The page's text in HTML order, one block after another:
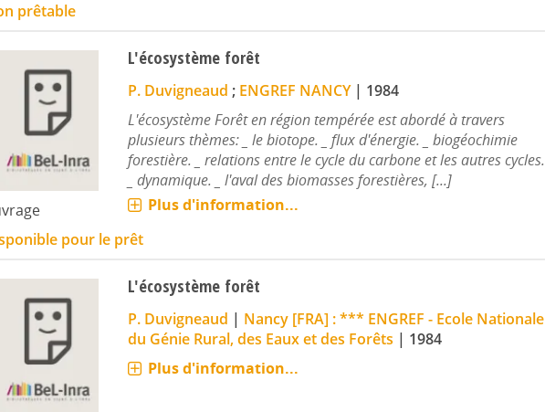
prêtable
L'écosystème forêt
P. Duvigneaud ; ENGREF NANCY | 1984
L'écosystème Forêt en région tempérée est abordé à travers
plusieurs thèmes: _ le biotope. _ flux d'énergie. _ biogéochimie
forestière. _ relations entre le cycle du carbone et les autres cycles.
_ dynamique. _ l'aval des biomasses forestières, [...]
Plus d'information...
pour le prêt
L'écosystème forêt
P. Duvigneaud | Nancy [FRA] : *** ENGREF - Ecole Nationale
du Génie Rural, des Eaux et des Forêts | 1984
Plus d'information...